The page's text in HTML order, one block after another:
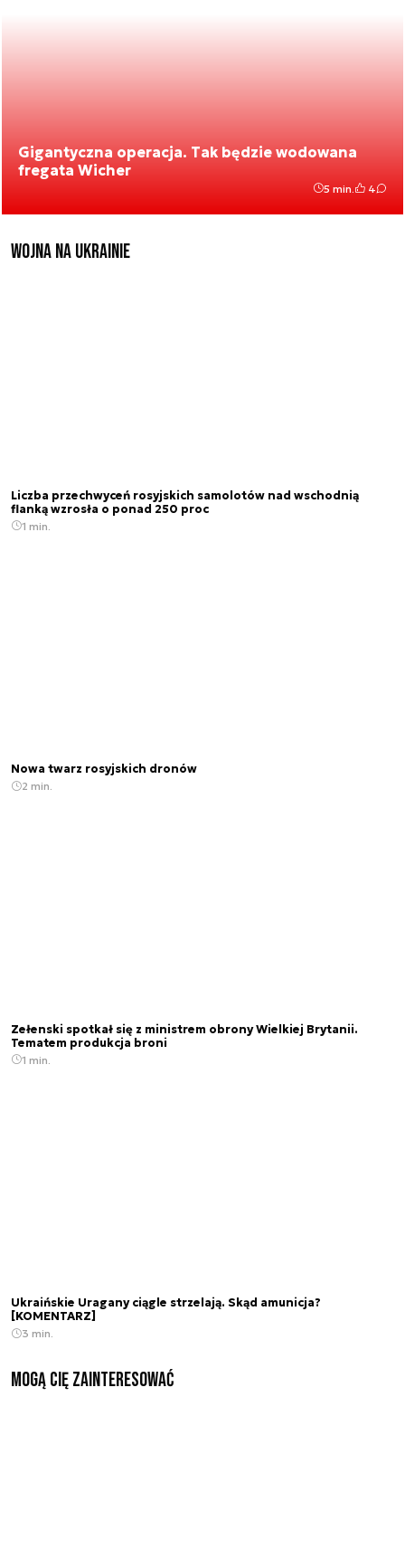
Gigantyczna operacja. Tak będzie wodowana
fregata Wicher
5 min. 4
Wojna na Ukrainie
Liczba przechwyceń rosyjskich samolotów nad wschodnią
flanką wzrosła o ponad 250 proc
1 min.
Nowa twarz rosyjskich dronów
2 min.
Zełenski spotkał się z ministrem obrony Wielkiej Brytanii.
Tematem produkcja broni
1 min.
Ukraińskie Uragany ciągle strzelają. Skąd amunicja?
[KOMENTARZ]
3 min.
Mogą Cię zainteresować